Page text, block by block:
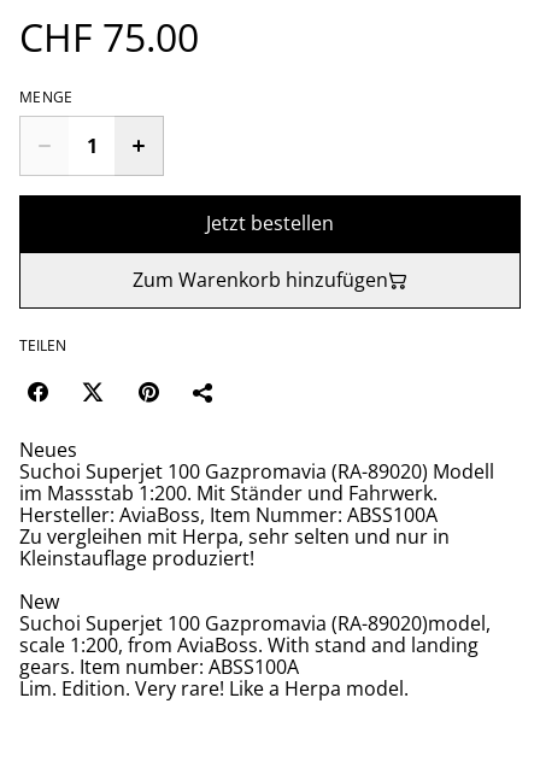
CHF 75.00
MENGE
Jetzt bestellen
Zum Warenkorb hinzufügen
TEILEN
Neues
Suchoi Superjet 100 Gazpromavia (RA-89020) Modell
im Massstab 1:200. Mit Ständer und Fahrwerk.
Hersteller: AviaBoss, Item Nummer: ABSS100A
Zu vergleihen mit Herpa, sehr selten und nur in
Kleinstauflage produziert!
New
Suchoi Superjet 100 Gazpromavia (RA-89020)model,
scale 1:200, from AviaBoss. With stand and landing
gears. Item number: ABSS100A
Lim. Edition. Very rare! Like a Herpa model.